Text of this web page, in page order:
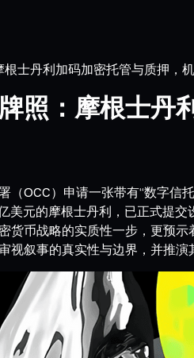
士丹利加码加密托管与质押，
照：摩根士丹
（OCC）申请一张带有“数字信
美元的摩根士丹利，已正式提
货币战略的实质性一步，更预
视叙事的真实性与边界，并推演